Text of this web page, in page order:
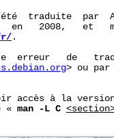
traduite  par
en   2008,   et
.
erreur   de
> ou par
accès à la
«
man -L C